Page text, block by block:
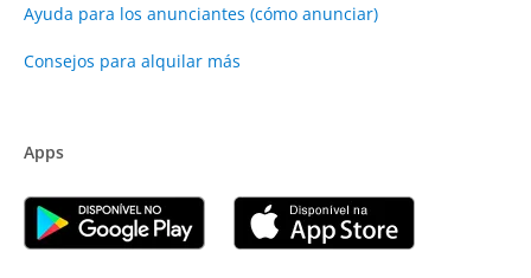
Ayuda para los anunciantes (cómo anunciar)
Consejos para alquilar más
Apps